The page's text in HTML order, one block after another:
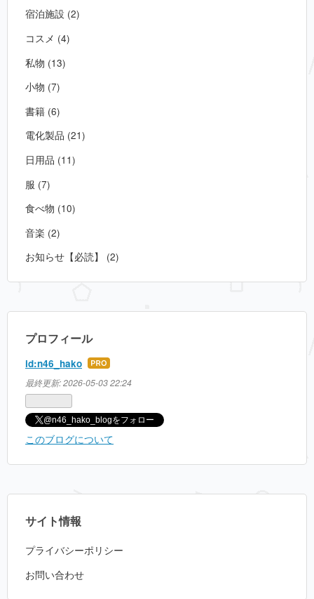
宿泊施設 (2)
コスメ (4)
私物 (13)
小物 (7)
書籍 (6)
電化製品 (21)
日用品 (11)
服 (7)
食べ物 (10)
音楽 (2)
お知らせ【必読】 (2)
プロフィール
id:n46_hako はて
なブ
最終更新:2026-05-03 22:24
@n46_hako_blogをフォロー
このブログについて
サイト情報
プライバシーポリシー
お問い合わせ